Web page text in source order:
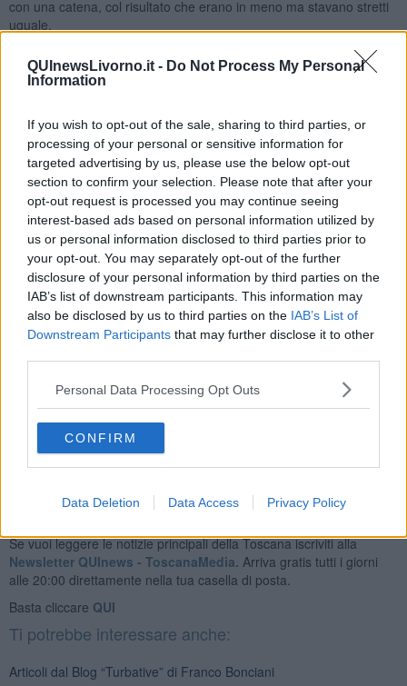
QUInewsLivorno.it - Do Not Process My Personal
Information
If you wish to opt-out of the sale, sharing to third parties, or
processing of your personal or sensitive information for
targeted advertising by us, please use the below opt-out
section to confirm your selection. Please note that after your
opt-out request is processed you may continue seeing
interest-based ads based on personal information utilized by
us or personal information disclosed to third parties prior to
your opt-out. You may separately opt-out of the further
disclosure of your personal information by third parties on the
IAB’s list of downstream participants. This information may
also be disclosed by us to third parties on the IAB’s List of
Downstream Participants that may further disclose it to other
Personal Data Processing Opt Outs
CONFIRM
Data Deletion Data Access Privacy Policy
con una catena, col risultato che erano in meno ma stavano stretti
uguale.
Sulla sanità si sono fatti scadere a fine settembre i contratti a
tempo determinato di medici e paramedici, presi quasi tutti alle
prime armi e “tirocinati”, provvedendo solo ora ad assunzioni di altri
essere affidabili e autonomi. Dotazioni acquistate per le terapie
intensive non arrivate a destinazione ed altre perle.
Mi sono sbagliato perché non avevo fatto i conti con un elemento
importante, le elezioni del 20/21 settembre.
Un’intera classe politica che ha speso tempo ed energie per
cercare voti e non dispiacere agli elettori (e allora via le discoteche
aperte, dagliene di movida!) guardandosi bene dal fare scelte
“impopolari” ma lungimiranti.
E pubblici amministratori attentissimi a riposizionarsi dalla parte del
vincitore anziché stare sul pezzo, prevedere, disporre come si
deve, tanto c’è… Immuni!
Un’estate buttata, il Covid non ha aspettato i ballottaggi, ed ora
siamo qui, in attesa di Conte e del suo ultimo DPCM a cui dare un
senso, con la scuola al palo, le piscine vuote, e a cena presto!
Franco Bonciani
Se vuoi leggere le notizie principali della Toscana iscriviti alla
Newsletter QUInews - ToscanaMedia. Arriva gratis tutti i giorni
alle 20:00 direttamente nella tua casella di posta.
Basta cliccare QUI
Ti potrebbe interessare anche:
Articoli dal Blog “Turbative” di Franco Bonciani